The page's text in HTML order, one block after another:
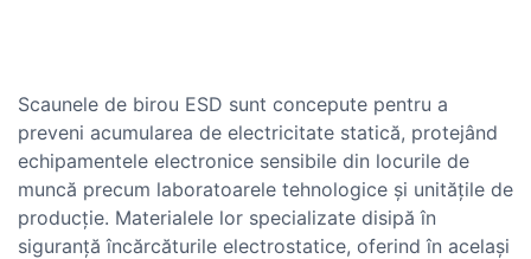
Scaunele de birou ESD sunt concepute pentru a
preveni acumularea de electricitate statică, protejând
echipamentele electronice sensibile din locurile de
muncă precum laboratoarele tehnologice și unitățile de
producție. Materialele lor specializate disipă în
siguranță încărcăturile electrostatice, oferind în același